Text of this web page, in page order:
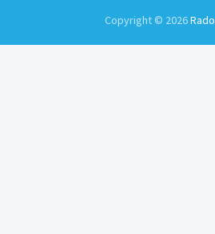
Copyright © 2026